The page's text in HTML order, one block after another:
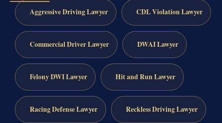
Aggressive Driving Lawyer CDL Violation Lawyer
Commercial Driver Lawyer DWAI Lawyer
Felony DWI Lawyer Hit and Run Lawyer
Racing Defense Lawyer Reckless Driving Lawyer